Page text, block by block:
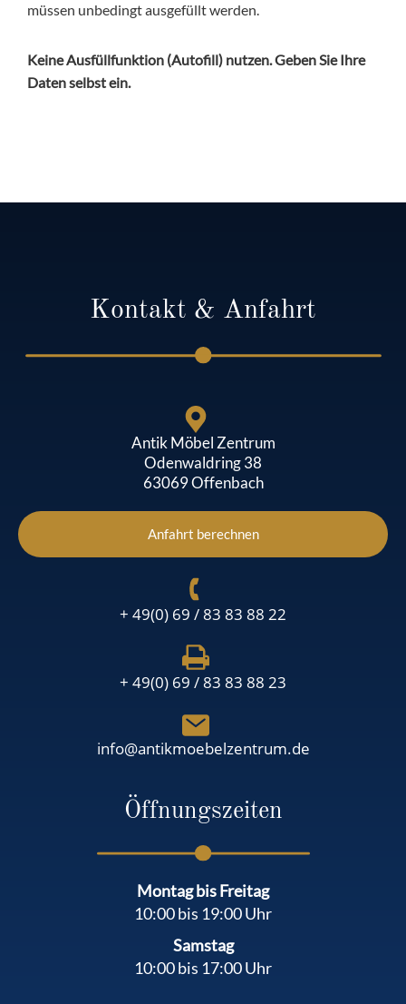
müssen unbedingt ausgefüllt werden.
Keine Ausfüllfunktion (Autofill) nutzen. Geben Sie Ihre
Daten selbst ein.
Kontakt & Anfahrt
Antik Möbel Zentrum
Odenwaldring 38
63069 Offenbach
Anfahrt berechnen
+ 49(0) 69 / 83 83 88 22
+ 49(0) 69 / 83 83 88 23
info@antikmoebelzentrum.de
Öffnungszeiten
Montag bis Freitag
10:00 bis 19:00 Uhr
Samstag
10:00 bis 17:00 Uhr